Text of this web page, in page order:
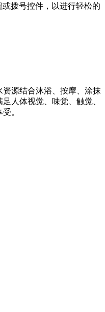
拨号控件，以进行轻松的
源结合沐浴、按摩、涂抹
人体视觉、味觉、触觉、
。